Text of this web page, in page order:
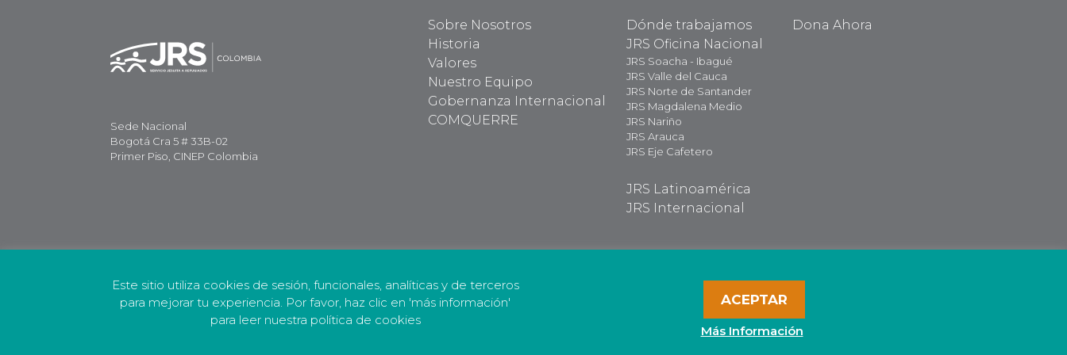
Sede Nacional
Bogotá Cra 5 # 33B-02
Primer Piso, CINEP Colombia
Sobre Nosotros
Historia
Valores
Nuestro Equipo
Gobernanza Internacional
COMQUERRE
Dónde trabajamos
JRS Oficina Nacional
JRS Soacha - Ibagué
JRS Valle del Cauca
JRS Norte de Santander
JRS Magdalena Medio
JRS Nariño
JRS Arauca
JRS Eje Cafetero
JRS Latinoamérica
JRS Internacional
Dona Ahora
Nuestras políticas
Este sitio utiliza cookies de sesión, funcionales, analíticas y de terceros
para mejorar tu experiencia. Por favor, haz clic en 'más información'
para leer nuestra política de cookies
ACEPTAR
Más Información